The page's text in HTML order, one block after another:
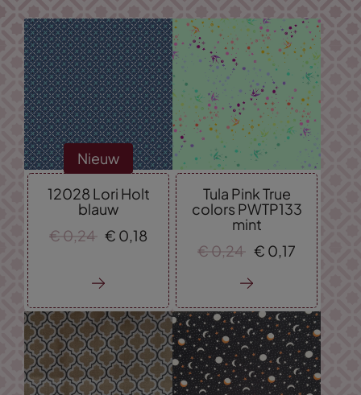
Nieuw
12028 Lori Holt
blauw
€ 0,24 € 0,18
Tula Pink True
colors PWTP133
mint
€ 0,24 € 0,17